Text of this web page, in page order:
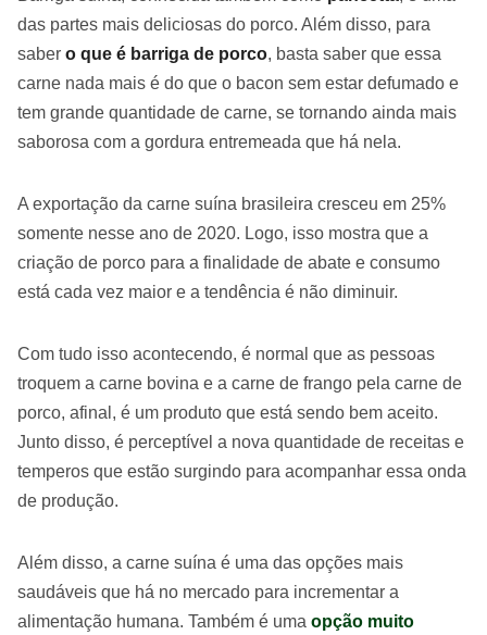
das partes mais deliciosas do porco. Além disso, para
saber o que é barriga de porco, basta saber que essa
carne nada mais é do que o bacon sem estar defumado e
tem grande quantidade de carne, se tornando ainda mais
saborosa com a gordura entremeada que há nela.
A exportação da carne suína brasileira cresceu em 25%
somente nesse ano de 2020. Logo, isso mostra que a
criação de porco para a finalidade de abate e consumo
está cada vez maior e a tendência é não diminuir.
Com tudo isso acontecendo, é normal que as pessoas
troquem a carne bovina e a carne de frango pela carne de
porco, afinal, é um produto que está sendo bem aceito.
Junto disso, é perceptível a nova quantidade de receitas e
temperos que estão surgindo para acompanhar essa onda
de produção.
Além disso, a carne suína é uma das opções mais
saudáveis que há no mercado para incrementar a
alimentação humana. Também é uma opção muito